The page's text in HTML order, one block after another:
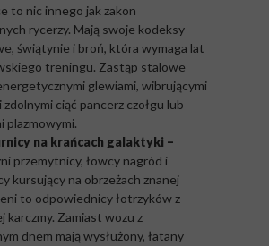
to nic innego jak zakon
rycerzy. Mają swoje kodeksy
świątynie i broń, która wymaga lat
treningu. Zastąp stalowe
glewiami, wibrującymi
zdolnymi ciąć pancerz czołgu lub
plazmowymi.
na krańcach galaktyki –
przemytnicy, łowcy nagród i
kursujący na obrzeżach znanej
to odpowiednicy łotrzyków z
karczmy. Zamiast wozu z
dnem mają wysłużony, łatany